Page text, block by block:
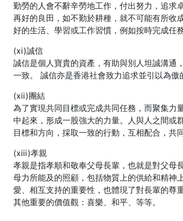
勤勞的人會不辭辛勞地工作，付出努力，追求
再好的良田，如不勤於耕種，就不可能有所收
好的生活、學習或工作習慣，例如按時完成任
(xi)誠信
誠信是個人寶貴的資產，有助與別人坦誠溝通
一致。 誠信亦是香港社會致力追求並引以為傲
(xii)團結
為了實現共同目標或完成共同任務，而聚集力
中起來，形成一股強大的力量。人與人之間或
目標和方向，採取一致的行動，互相配合，共同
(xiii)孝親
孝親是指孝順和敬奉父母長輩，也就是對父母
母力所能及的照顧，包括物質上的供給和精神
愛、相互支持的重要性，也體現了對長輩的尊
其他重要的價值觀：喜樂、和平、等等。